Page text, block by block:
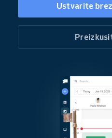
Ustvarite